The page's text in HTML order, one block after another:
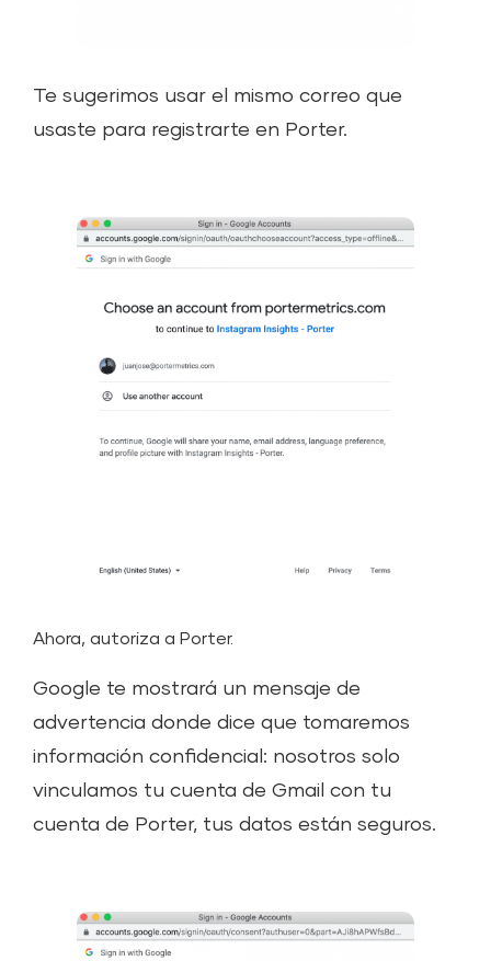
Te sugerimos usar el mismo correo que
usaste para registrarte en Porter.
Ahora, autoriza a Porter.
Google te mostrará un mensaje de
advertencia donde dice que tomaremos
información confidencial: nosotros solo
vinculamos tu cuenta de Gmail con tu
cuenta de Porter, tus datos están seguros.